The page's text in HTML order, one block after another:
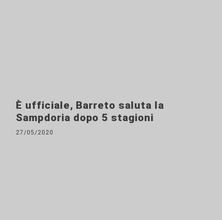
È ufficiale, Barreto saluta la
Sampdoria dopo 5 stagioni
27/05/2020